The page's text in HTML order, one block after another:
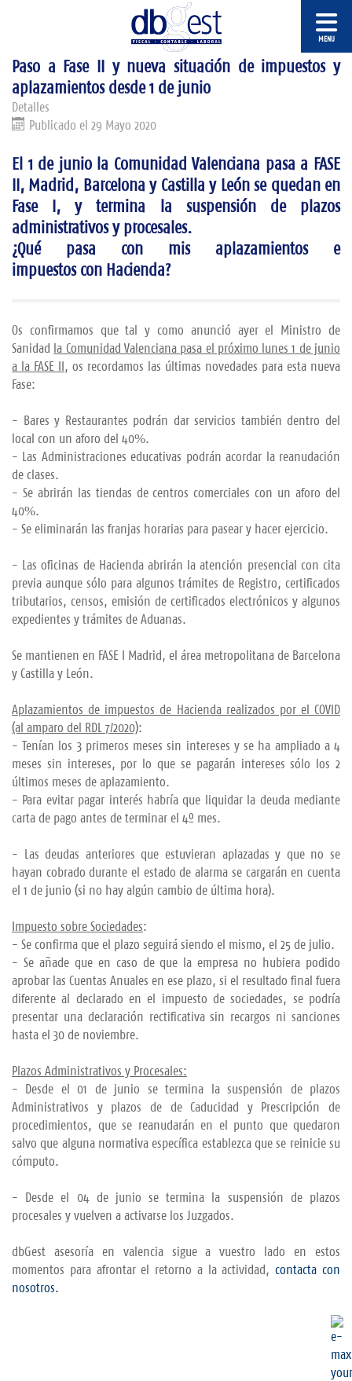
Paso a Fase II y nueva situación de impuestos y
aplazamientos desde 1 de junio
Detalles
Publicado el 29 Mayo 2020
El 1 de junio la Comunidad Valenciana pasa a FASE
II, Madrid, Barcelona y Castilla y León se quedan en
Fase I, y termina la suspensión de plazos
administrativos y procesales.
¿Qué pasa con mis aplazamientos e
impuestos con Hacienda?
Os confirmamos que tal y como anunció ayer el Ministro de
Sanidad la Comunidad Valenciana pasa el próximo lunes 1 de junio
a la FASE II, os recordamos las últimas novedades para esta nueva
Fase:
- Bares y Restaurantes podrán dar servicios también dentro del
local con un aforo del 40%.
- Las Administraciones educativas podrán acordar la reanudación
de clases.
- Se abrirán las tiendas de centros comerciales con un aforo del
40%.
- Se eliminarán las franjas horarias para pasear y hacer ejercicio.
- Las oficinas de Hacienda abrirán la atención presencial con cita
previa aunque sólo para algunos trámites de Registro, certificados
tributarios, censos, emisión de certificados electrónicos y algunos
expedientes y trámites de Aduanas.
Se mantienen en FASE I Madrid, el área metropolitana de Barcelona
y Castilla y León.
Aplazamientos de impuestos de Hacienda realizados por el COVID
(al amparo del RDL 7/2020):
- Tenían los 3 primeros meses sin intereses y se ha ampliado a 4
meses sin intereses, por lo que se pagarán intereses sólo los 2
últimos meses de aplazamiento.
- Para evitar pagar interés habría que liquidar la deuda mediante
carta de pago antes de terminar el 4º mes.
- Las deudas anteriores que estuvieran aplazadas y que no se
hayan cobrado durante el estado de alarma se cargarán en cuenta
el 1 de junio (si no hay algún cambio de última hora).
Impuesto sobre Sociedades:
- Se confirma que el plazo seguirá siendo el mismo, el 25 de julio.
- Se añade que en caso de que la empresa no hubiera podido
aprobar las Cuentas Anuales en ese plazo, si el resultado final fuera
diferente al declarado en el impuesto de sociedades, se podría
presentar una declaración rectificativa sin recargos ni sanciones
hasta el 30 de noviembre.
Plazos Administrativos y Procesales:
- Desde el 01 de junio se termina la suspensión de plazos
Administrativos y plazos de de Caducidad y Prescripción de
procedimientos, que se reanudarán en el punto que quedaron
salvo que alguna normativa específica establezca que se reinicie su
cómputo.
- Desde el 04 de junio se termina la suspensión de plazos
procesales y vuelven a activarse los Juzgados.
dbGest asesoría en valencia sigue a vuestro lado en estos
momentos para afrontar el retorno a la actividad,contacta con
nosotros.